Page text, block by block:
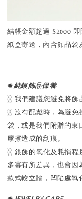
結帳金額超過 $2000
紙盒寄送，內含飾品袋
✹純銀飾品保養
░ 我們建議您避免將飾
░ 沒有配戴時，為避免
袋，或是我們附贈的束
摩擦造成的刮痕。
░ 銀飾的氧化及耗損程
多寡有所差異，也會因
款式較立體，凹陷處氧